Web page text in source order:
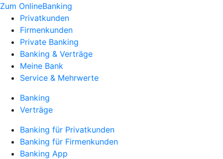
Zum OnlineBanking
Privatkunden
Firmenkunden
Private Banking
Banking & Verträge
Meine Bank
Service & Mehrwerte
Banking
Verträge
Banking für Privatkunden
Banking für Firmenkunden
Banking App